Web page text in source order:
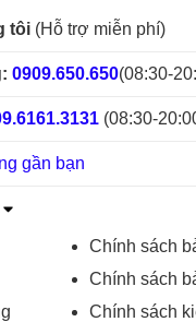
tôi (Hỗ trợ miễn phí)
0909.650.650(08:30-
(08:30-
gần bạn
Chính sách
Chính sách
Chính sách